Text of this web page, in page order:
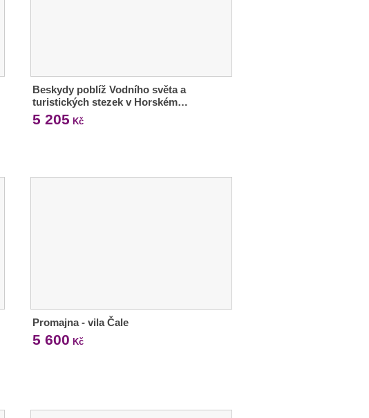
Beskydy poblíž Vodního světa a
turistických stezek v Horském…
5 205 Kč
Promajna - vila Čale
5 600 Kč